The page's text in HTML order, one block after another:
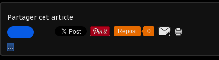
Partager cet article
Repost 0
…